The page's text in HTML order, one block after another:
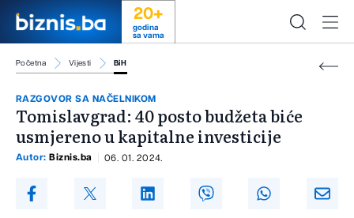
20+
godina
sa vama
Početna Vijesti BiH
RAZGOVOR SA NAČELNIKOM
Tomislavgrad: 40 posto budžeta biće
usmjereno u kapitalne investicije
Autor: Biznis.ba 06. 01. 2024.